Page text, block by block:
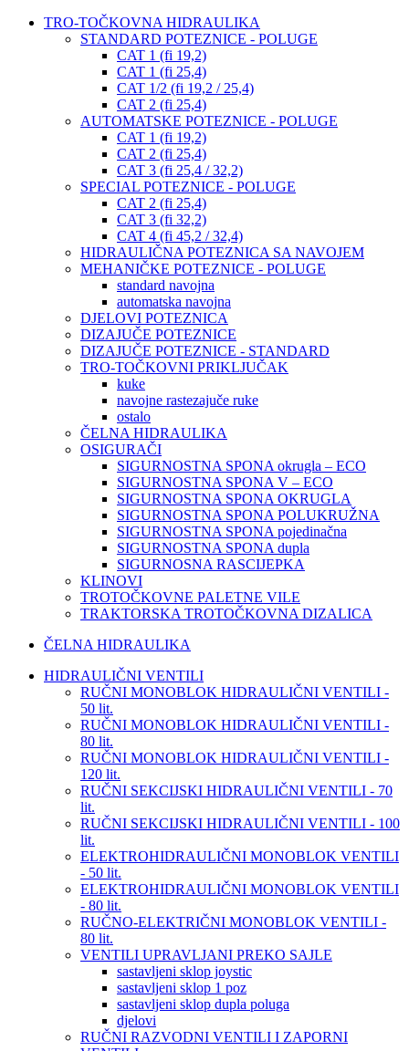
TRO-TOČKOVNA HIDRAULIKA
STANDARD POTEZNICE - POLUGE
CAT 1 (fi 19,2)
CAT 1 (fi 25,4)
CAT 1/2 (fi 19,2 / 25,4)
CAT 2 (fi 25,4)
AUTOMATSKE POTEZNICE - POLUGE
CAT 1 (fi 19,2)
CAT 2 (fi 25,4)
CAT 3 (fi 25,4 / 32,2)
SPECIAL POTEZNICE - POLUGE
CAT 2 (fi 25,4)
CAT 3 (fi 32,2)
CAT 4 (fi 45,2 / 32,4)
HIDRAULIČNA POTEZNICA SA NAVOJEM
MEHANIČKE POTEZNICE - POLUGE
standard navojna
automatska navojna
DJELOVI POTEZNICA
DIZAJUČE POTEZNICE
DIZAJUČE POTEZNICE - STANDARD
TRO-TOČKOVNI PRIKLJUČAK
kuke
navojne rastezajuče ruke
ostalo
ČELNA HIDRAULIKA
OSIGURAČI
SIGURNOSTNA SPONA okrugla – ECO
SIGURNOSTNA SPONA V – ECO
SIGURNOSTNA SPONA OKRUGLA
SIGURNOSTNA SPONA POLUKRUŽNA
SIGURNOSTNA SPONA pojedinačna
SIGURNOSTNA SPONA dupla
SIGURNOSNA RASCIJEPKA
KLINOVI
TROTOČKOVNE PALETNE VILE
TRAKTORSKA TROTOČKOVNA DIZALICA
ČELNA HIDRAULIKA
HIDRAULIČNI VENTILI
RUČNI MONOBLOK HIDRAULIČNI VENTILI -
50 lit.
RUČNI MONOBLOK HIDRAULIČNI VENTILI -
80 lit.
RUČNI MONOBLOK HIDRAULIČNI VENTILI -
120 lit.
RUČNI SEKCIJSKI HIDRAULIČNI VENTILI - 70
lit.
RUČNI SEKCIJSKI HIDRAULIČNI VENTILI - 100
lit.
ELEKTROHIDRAULIČNI MONOBLOK VENTILI
- 50 lit.
ELEKTROHIDRAULIČNI MONOBLOK VENTILI
- 80 lit.
RUČNO-ELEKTRIČNI MONOBLOK VENTILI -
80 lit.
VENTILI UPRAVLJANI PREKO SAJLE
sastavljeni sklop joystic
sastavljeni sklop 1 poz
sastavljeni sklop dupla poluga
djelovi
RUČNI RAZVODNI VENTILI I ZAPORNI